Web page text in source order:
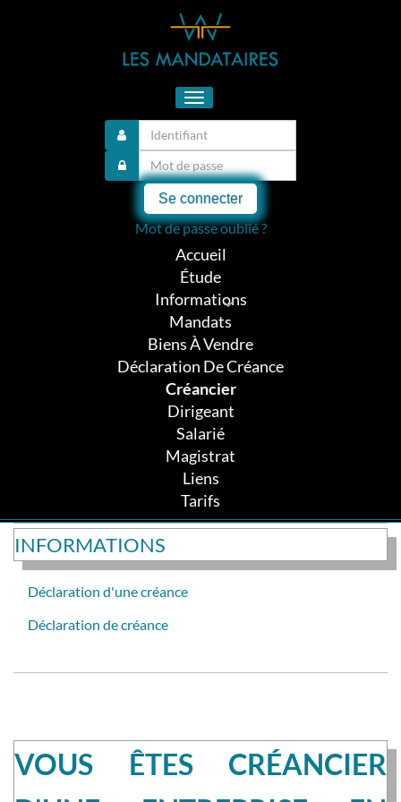
Toggle
navigation
Se connecter
Mot de passe oublié ?
Accueil
Étude
Informations
Mandats
Biens À Vendre
Déclaration De Créance
Créancier
Dirigeant
Salarié
Magistrat
Liens
Tarifs
INFORMATIONS
Déclaration d'une créance
Déclaration de créance
VOUS ÊTES CRÉANCIER